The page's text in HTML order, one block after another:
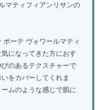
マティフィアンリサンの
ーテ ヴォワールマティ
になってきた方におす
のあるテクスチャーで
をカバーしてくれま
ムのような感じで肌に